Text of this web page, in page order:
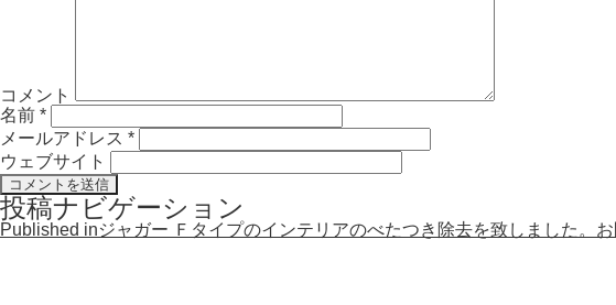
コメント
名前 *
メールアドレス *
ウェブサイト
投稿ナビゲーション
Published inジャガー Ｆタイプのインテリアのべたつき除去を致しました。